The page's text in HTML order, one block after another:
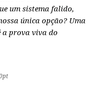
um sistema falido,
única opção? Uma
a prova viva do